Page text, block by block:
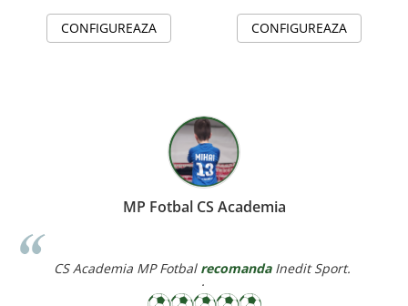
CONFIGUREAZA CONFIGUREAZA
Miereanu Corina
Corina Violeta Miereanrecomanda Inedit